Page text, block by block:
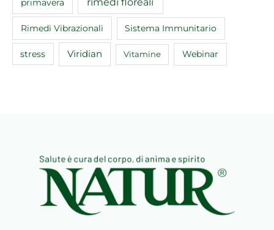
Rimedi Vibrazionali Sistema Immunitario
stress Viridian Vitamine Webinar